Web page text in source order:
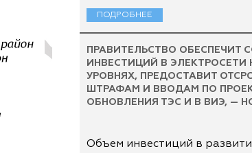
ПОДРОБНЕЕ
ПРАВИТЕЛЬСТВО ОБЕСПЕЧИТ
ИНВЕСТИЦИЙ В ЭЛЕКТРОСЕТИ
УРОВНЯХ, ПРЕДОСТАВИТ
ШТРАФАМ И ВВОДАМ ПО
ОБНОВЛЕНИЯ ТЭС И В ВИЭ, —
Объем инвестиций в